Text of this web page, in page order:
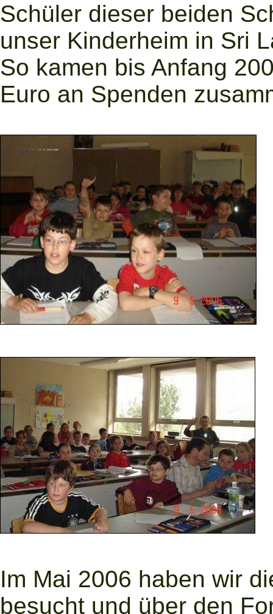
Schüler dieser beiden
unser Kinderheim in Sri
So kamen bis Anfang
Euro an Spenden
Im Mai 2006 haben wir
besucht und über den